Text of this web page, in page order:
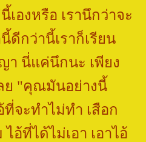
องหรือ เรานึกว่าจะ
ดีกว่านี้เราก็เรียน
า นี่แค่นึกนะ เพียง
ย "คุณมันอย่างนี้
ที่จะทำไม่ทำ เสือก
อ้ที่ได้ไม่เอา เอาไอ้